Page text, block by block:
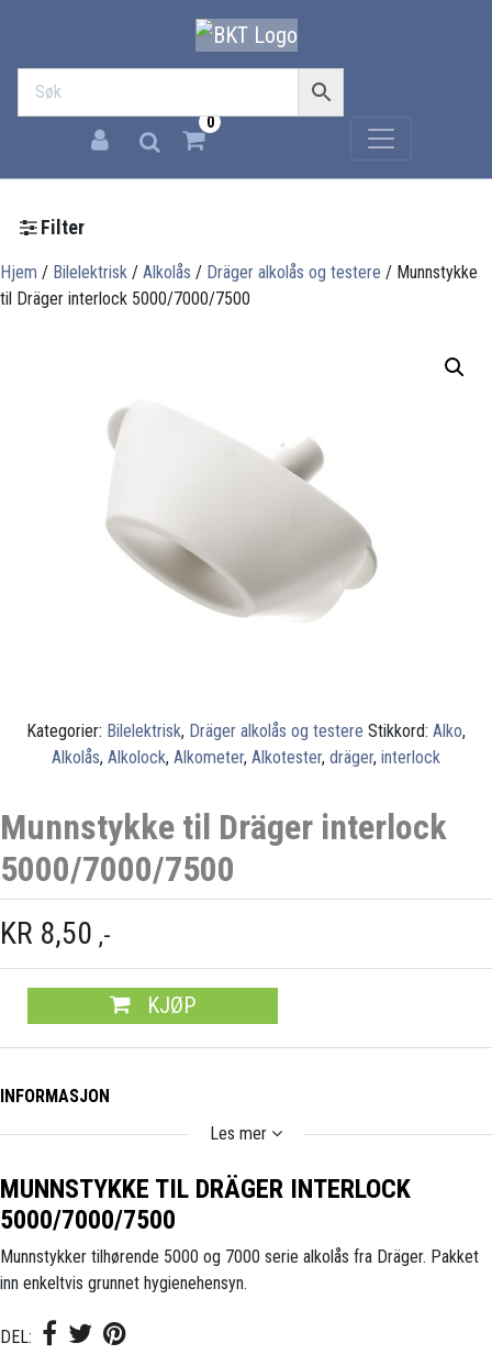
0
Filter
Hjem / Bilelektrisk / Alkolås / Dräger alkolås og testere / Munnstykke
til Dräger interlock 5000/7000/7500
Kategorier: Bilelektrisk, Dräger alkolås og testere Stikkord: Alko,
Alkolås, Alkolock, Alkometer, Alkotester, dräger, interlock
Munnstykke til Dräger interlock
5000/7000/7500
KR 8,50 ,-
KJØP
INFORMASJON
Les mer
MUNNSTYKKE TIL DRÄGER INTERLOCK
5000/7000/7500
Munnstykker tilhørende 5000 og 7000 serie alkolås fra Dräger. Pakket
inn enkeltvis grunnet hygienehensyn.
DEL: